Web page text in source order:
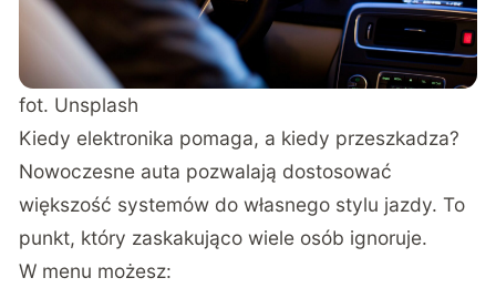
fot. Unsplash
Kiedy elektronika pomaga, a kiedy przeszkadza?
Nowoczesne auta pozwalają dostosować
większość systemów do własnego stylu jazdy. To
punkt, który zaskakująco wiele osób ignoruje.
W menu możesz: